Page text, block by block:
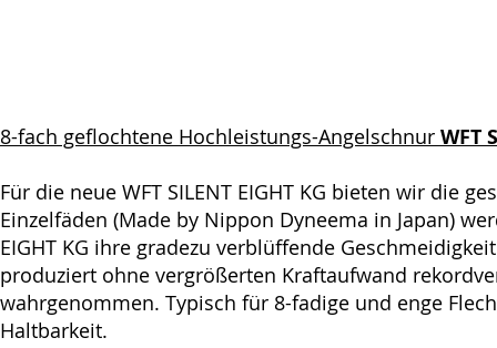
8-fach geflochtene Hochleistungs-Angelschnur WFT
Für die neue WFT SILENT EIGHT KG bieten wir die
Einzelfäden (Made by Nippon Dyneema in Japan)
EIGHT KG ihre gradezu verblüffende
produziert ohne vergrößerten Kraftaufwand
wahrgenommen. Typisch für 8-fadige und enge
Haltbarkeit.